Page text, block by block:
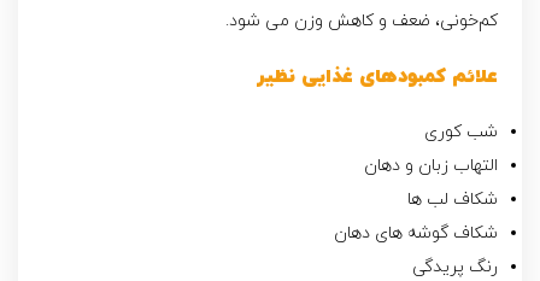
کم‌خونی، ضعف و کاهش وزن مى‌ شود.
علائم کمبودهای غذایی نظیر
شب کوری
التهاب زبان و دهان
شکاف لب ها
شکاف گوشه های دهان
رنگ پریدگی